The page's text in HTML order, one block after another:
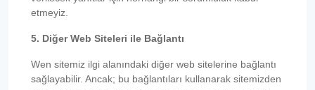
etmeyiz.
5. Diğer Web Siteleri ile Bağlantı
Wen sitemiz ilgi alanındaki diğer web sitelerine bağlantı
sağlayabilir. Ancak; bu bağlantıları kullanarak sitemizden